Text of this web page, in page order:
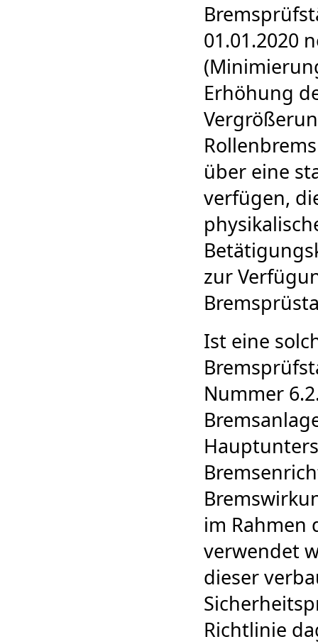
01.01.2020
Erhöhung
über eine
verfügen,
zur
Ist eine
Nummer
im Rahmen
verwendet
dieser
Richtlinie